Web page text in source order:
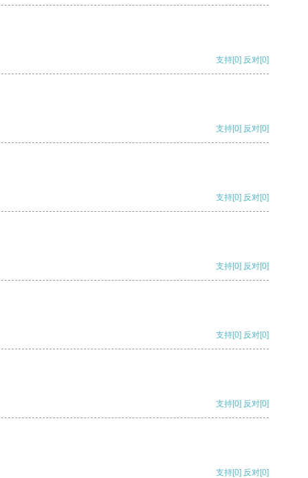
支持[0] 反对[0]
支持[0] 反对[0]
支持[0] 反对[0]
支持[0] 反对[0]
支持[0] 反对[0]
支持[0] 反对[0]
支持[0] 反对[0]